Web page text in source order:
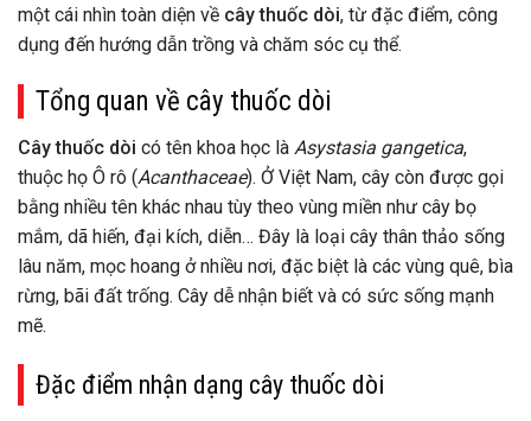
một cái nhìn toàn diện về cây thuốc dòi, từ đặc điểm, công
dụng đến hướng dẫn trồng và chăm sóc cụ thể.
Tổng quan về cây thuốc dòi
Cây thuốc dòi có tên khoa học là Asystasia gangetica,
thuộc họ Ô rô (Acanthaceae). Ở Việt Nam, cây còn được gọi
bằng nhiều tên khác nhau tùy theo vùng miền như cây bọ
mắm, dã hiến, đại kích, diễn… Đây là loại cây thân thảo sống
lâu năm, mọc hoang ở nhiều nơi, đặc biệt là các vùng quê, bìa
rừng, bãi đất trống. Cây dễ nhận biết và có sức sống mạnh
mẽ.
Đặc điểm nhận dạng cây thuốc dòi